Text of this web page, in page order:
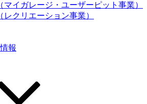
マイガレージ・ユーザーピット事業）
レクリエーション事業）
報